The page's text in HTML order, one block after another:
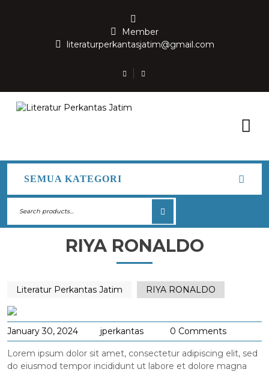
Member
literaturperkantasjatim@gmail.com
SEMUA KATEGORI
RIYA RONALDO
Literatur Perkantas Jatim RIYA RONALDO
January 30, 2024 jperkantas 0 Comments
Lorem ipsum dolor sit amet, consectetur adipiscing elit, sed
do eiusmod tempor incididunt ut labore et dolore magna